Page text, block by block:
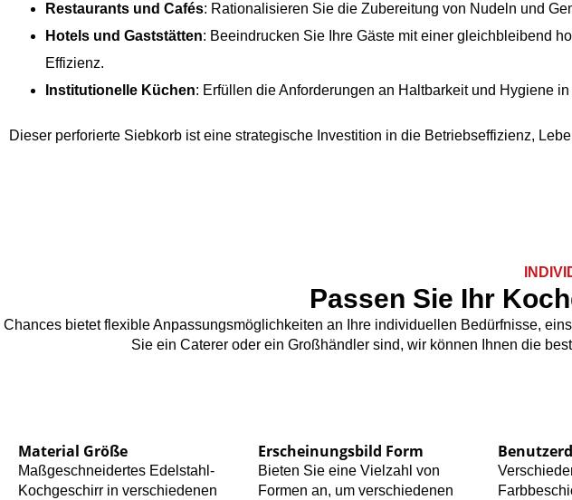
Restaurants und Cafés: Rationalisieren Sie die Zubereitung von Nudeln und
Hotels und Gaststätten: Beeindrucken Sie Ihre Gäste mit einer gleichbleibend
Effizienz.
Institutionelle Küchen: Erfüllen die Anforderungen an Haltbarkeit und Hygiene
Dieser perforierte Siebkorb ist eine strategische Investition in die Betriebseffizienz,
Passen Sie Ihr
Chances bietet flexible Anpassungsmöglichkeiten an Ihre individuellen Bedürfnisse,
Sie ein Caterer oder ein Großhändler sind, wir können Ihnen die
Material Größe
Maßgeschneidertes Edelstahl-
Kochgeschirr in verschiedenen
Erscheinungsbild Form
Bieten Sie eine Vielzahl von
Formen an, um verschiedenen